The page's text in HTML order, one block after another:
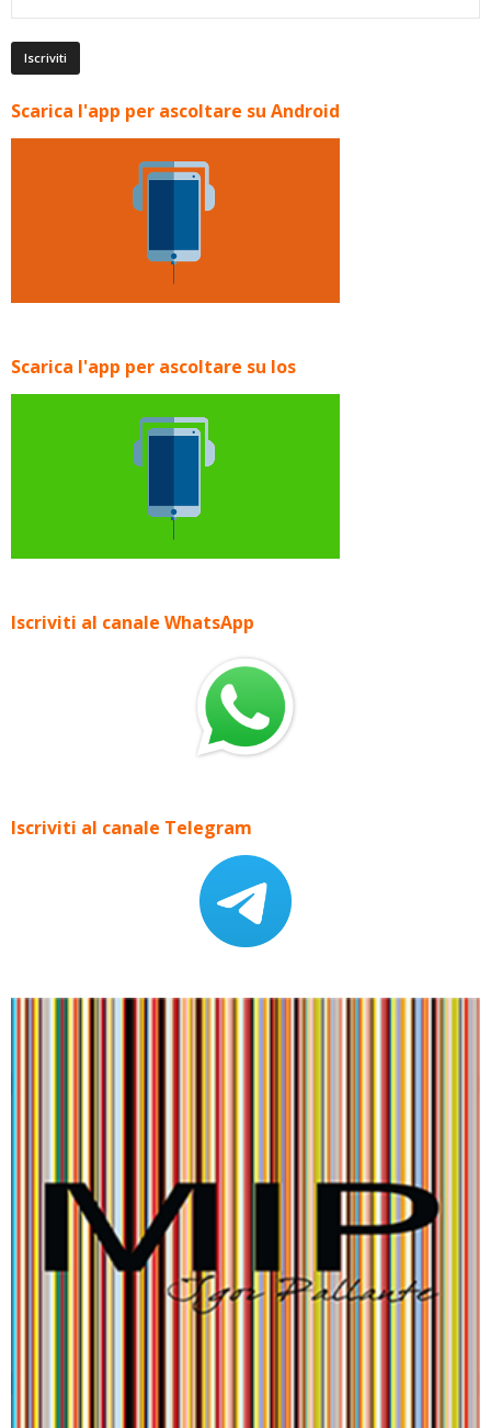
Scarica l'app per ascoltare su Android
Scarica l'app per ascoltare su Ios
Iscriviti al canale WhatsApp
Iscriviti al canale Telegram